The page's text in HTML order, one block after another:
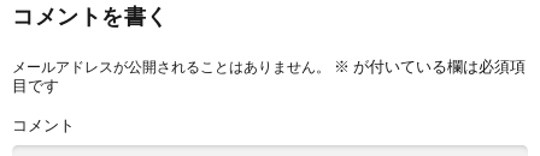
コメントを書く
メールアドレスが公開されることはありません。 ※ が付いている欄は必須項
目です
コメント